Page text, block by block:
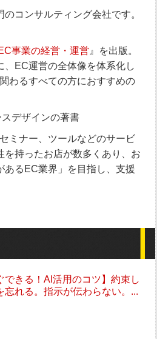
コンサルティング会社です。
事業の経営・運営 』を出版。
、EC運営の全体像を体系化し
わるすべての方におすすめの
ミナー、ツールなどのサービ
を持ったお店が数多くあり、お
あるEC業界」を目指し、支援
できる！AI活用のコツ】約束し
忘れる。指示が伝わらない。...